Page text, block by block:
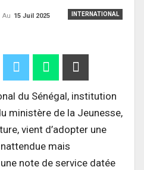
INTERNATIONAL
Au 15 Juil 2025
du Sénégal, institution
ministère de la Jeunesse,
vient d’adopter une
mais
note de service datée